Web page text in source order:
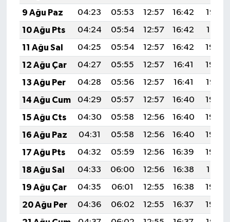
9 Ağu Paz
04:23 05:53 12:57 16:42
19:52
10 Ağu Pts
04:24 05:54 12:57 16:42
19:51
11 Ağu Sal
04:25 05:54 12:57 16:42
19:50
12 Ağu Çar
04:27 05:55 12:57 16:41
19:48
13 Ağu Per
04:28 05:56 12:57 16:41
19:47
14 Ağu Cum
04:29 05:57 12:57 16:40
19:46
15 Ağu Cts
04:30 05:58 12:56 16:40
19:45
16 Ağu Paz
04:31 05:58 12:56 16:40
19:44
17 Ağu Pts
04:32 05:59 12:56 16:39
19:43
18 Ağu Sal
04:33 06:00 12:56 16:38
19:41
19 Ağu Çar
04:35 06:01 12:55 16:38
19:40
20 Ağu Per
04:36 06:02 12:55 16:37
19:39